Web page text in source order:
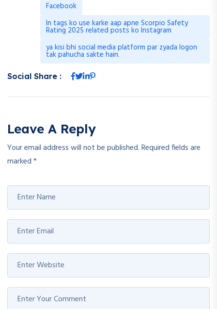
Facebook
In tags ko use karke aap apne Scorpio Safety
Rating 2025 related posts ko Instagram
ya kisi bhi social media platform par zyada logon
tak pahucha sakte hain.
Social Share :
Leave A Reply
Your email address will not be published.Required fields are
marked*